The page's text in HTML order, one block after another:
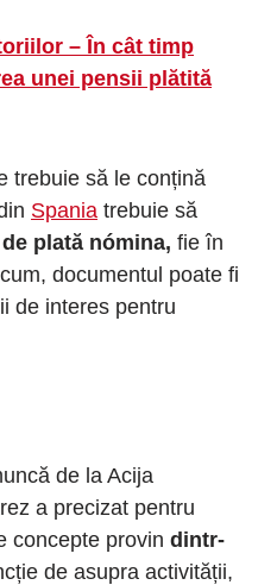
– În cât timp
unei pensii plătită
trebuie să le conțină
Spania trebuie să
plată nómina, fie în
documentul poate fi
de interes pentru
de la Acija
a precizat pentru
concepte provin dintr-
de asupra activității,